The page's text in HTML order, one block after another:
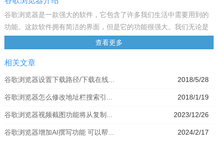
谷歌浏览器是一款强大的软件，它包含了许多我们生活中需要用到的
功能。这款软件拥有简洁的界面，但是它的功能很强大。我们无论是
在日常生活中还是在办公的过程当中，都可以使用这款软件作为我们
的工具。
软件简介
谷歌浏览器Google Chrome是一款由Google公司开发的网页浏览器，
速度和安全性，并创造出简单且有效率的使用者界面。Google
Chrome的特点是简洁、快速。GoogleChrome支持多标签浏览，每个
面的崩溃也不会导致其他标签页面被关闭。此外，Google Chrome基
查看更多
相关文章
2018/5/28
谷歌浏览器设置下载路径/下载在线...
2018/1/19
谷歌浏览器怎么修改地址栏搜索引...
2023/12/26
谷歌浏览器视频截图功能将从复制...
2024/2/17
谷歌浏览器增加AI撰写功能 可以帮...